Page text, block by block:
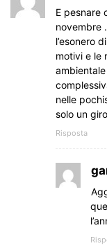
E pesnare
novembre
l’esonero
motivi e le
nelle
solo un
Risposta